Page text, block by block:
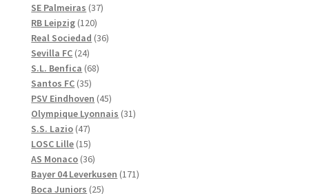
SE Palmeiras 3737
RB Leipzig 120120
produkter
Real Sociedad 3636
Sevilla FC 2424
produkter
S.L. Benfica 6868
Santos FC 3535
produkter
PSV Eindhoven 4545
produkter
Olympique Lyonnais 3131
S.S. Lazio 4747
produkter
LOSC Lille 1515
produkter
AS Monaco 3636
produkter
Bayer 04 Leverkusen 171171
Boca Juniors 2525